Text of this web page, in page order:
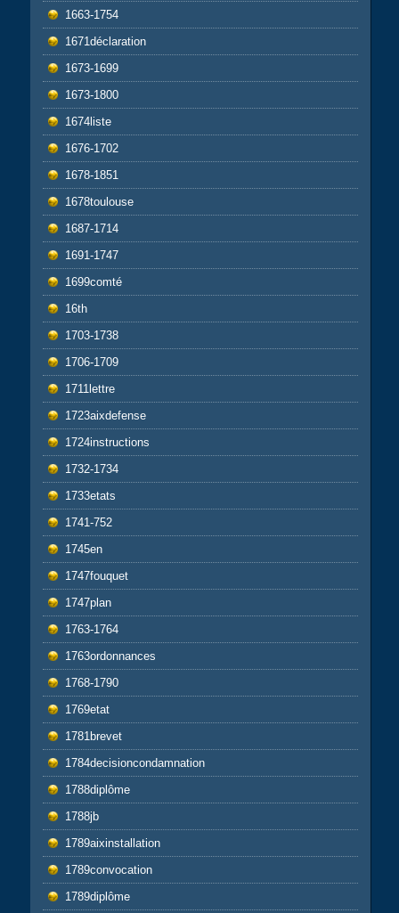
1663-1754
1671déclaration
1673-1699
1673-1800
1674liste
1676-1702
1678-1851
1678toulouse
1687-1714
1691-1747
1699comté
16th
1703-1738
1706-1709
1711lettre
1723aixdefense
1724instructions
1732-1734
1733etats
1741-752
1745en
1747fouquet
1747plan
1763-1764
1763ordonnances
1768-1790
1769etat
1781brevet
1784decisioncondamnation
1788diplôme
1788jb
1789aixinstallation
1789convocation
1789diplôme